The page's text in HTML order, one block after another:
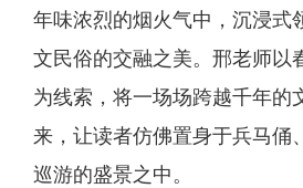
年味浓烈的烟火气中，沉浸式
文民俗的交融之美。邢老师以
为线索，将一场场跨越千年的
来，让读者仿佛置身于兵马俑
巡游的盛景之中。